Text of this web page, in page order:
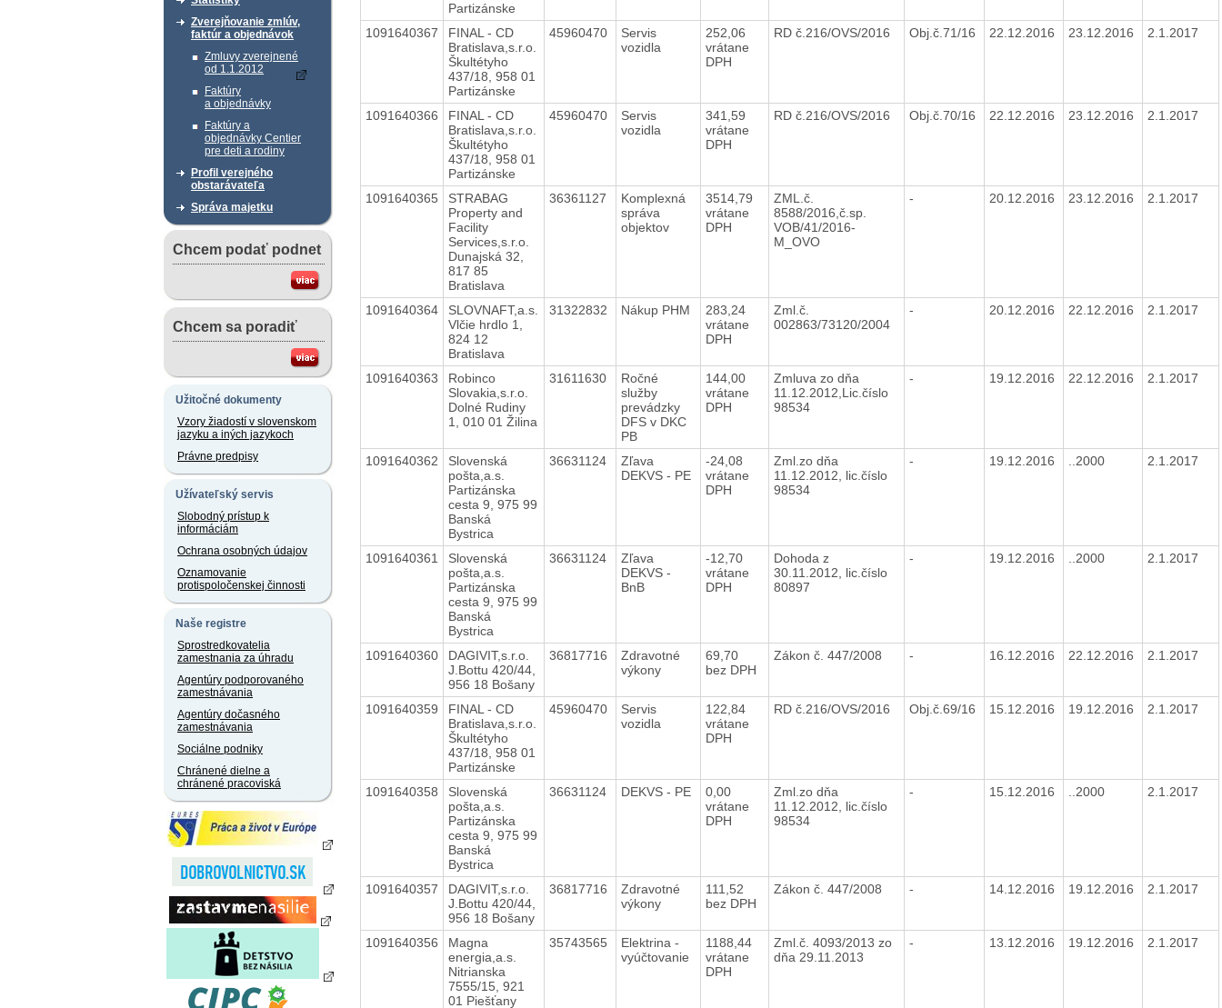
Zverejňovanie zmlúv,
faktúr a objednávok
Zmluvy zverejnené
od 1.1.2012
Faktúry
a objednávky
Faktúry a
objednávky Centier
pre deti a rodiny
Profil verejného
obstarávateľa
Správa majetku
Chcem podať podnet
Chcem sa poradiť
Užitočné dokumenty
Vzory žiadostí v slovenskom
jazyku a iných jazykoch
Právne predpisy
Užívateľský servis
Slobodný prístup k
informáciám
Ochrana osobných údajov
Oznamovanie
protispoločenskej činnosti
Naše registre
Sprostredkovatelia
zamestnania za úhradu
Agentúry podporovaného
zamestnávania
Agentúry dočasného
zamestnávania
Sociálne podniky
Chránené dielne a
chránené pracoviská
Partizánske
1091640367
FINAL - CD
Bratislava,s.r.o.
Škultétyho
437/18, 958 01
Partizánske
45960470
Servis
vozidla
252,06
vrátane
DPH
RD č.216/OVS/2016 Obj.č.71/16 22.12.2016 23.12.2016 2.1.2017
1091640366
FINAL - CD
Bratislava,s.r.o.
Škultétyho
437/18, 958 01
Partizánske
45960470
Servis
vozidla
341,59
vrátane
DPH
RD č.216/OVS/2016 Obj.č.70/16 22.12.2016 23.12.2016 2.1.2017
1091640365
STRABAG
Property and
Facility
Services,s.r.o.
Dunajská 32,
817 85
Bratislava
36361127
Komplexná
správa
objektov
3514,79
vrátane
DPH
ZML.č.
8588/2016,č.sp.
VOB/41/2016-
M_OVO
- 20.12.2016 23.12.2016 2.1.2017
1091640364
SLOVNAFT,a.s.
Vlčie hrdlo 1,
824 12
Bratislava
31322832 Nákup PHM
283,24
vrátane
DPH
Zml.č.
002863/73120/2004
- 20.12.2016 22.12.2016 2.1.2017
1091640363
Robinco
Slovakia,s.r.o.
Dolné Rudiny
1, 010 01 Žilina
31611630
Ročné
služby
prevádzky
DFS v DKC
PB
144,00
vrátane
DPH
Zmluva zo dňa
11.12.2012,Lic.číslo
98534
- 19.12.2016 22.12.2016 2.1.2017
1091640362
Slovenská
pošta,a.s.
Partizánska
cesta 9, 975 99
Banská
Bystrica
36631124
Zľava
DEKVS - PE
-24,08
vrátane
DPH
Zml.zo dňa
11.12.2012, lic.číslo
98534
- 19.12.2016 ..2000 2.1.2017
1091640361
Slovenská
pošta,a.s.
Partizánska
cesta 9, 975 99
Banská
Bystrica
36631124
Zľava
DEKVS -
BnB
-12,70
vrátane
DPH
Dohoda z
30.11.2012, lic.číslo
80897
- 19.12.2016 ..2000 2.1.2017
1091640360
DAGIVIT,s.r.o.
J.Bottu 420/44,
956 18 Bošany
36817716
Zdravotné
výkony
69,70
bez DPH
Zákon č. 447/2008 - 16.12.2016 22.12.2016 2.1.2017
1091640359
FINAL - CD
Bratislava,s.r.o.
Škultétyho
437/18, 958 01
Partizánske
45960470
Servis
vozidla
122,84
vrátane
DPH
RD č.216/OVS/2016 Obj.č.69/16 15.12.2016 19.12.2016 2.1.2017
1091640358
Slovenská
pošta,a.s.
Partizánska
cesta 9, 975 99
Banská
Bystrica
36631124 DEKVS - PE
0,00
vrátane
DPH
Zml.zo dňa
11.12.2012, lic.číslo
98534
- 15.12.2016 ..2000 2.1.2017
1091640357
DAGIVIT,s.r.o.
J.Bottu 420/44,
956 18 Bošany
36817716
Zdravotné
výkony
111,52
bez DPH
Zákon č. 447/2008 - 14.12.2016 19.12.2016 2.1.2017
1091640356
Magna
energia,a.s.
Nitrianska
7555/15, 921
01 Piešťany
35743565
Elektrina -
vyúčtovanie
1188,44
vrátane
DPH
Zml.č. 4093/2013 zo
dňa 29.11.2013
- 13.12.2016 19.12.2016 2.1.2017